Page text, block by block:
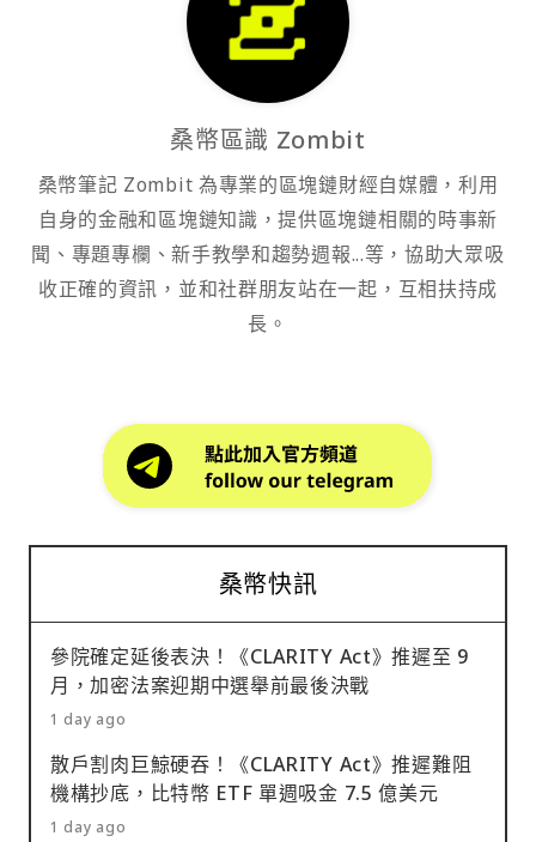
桑幣區識 Zombit
桑幣筆記 Zombit 為專業的區塊鏈財經自媒體，利用
自身的金融和區塊鏈知識，提供區塊鏈相關的時事新
聞、專題專欄、新手教學和趨勢週報...等，協助大眾吸
收正確的資訊，並和社群朋友站在一起，互相扶持成
長。
桑幣快訊
參院確定延後表決！《CLARITY Act》推遲至 9
月，加密法案迎期中選舉前最後決戰
1 day ago
散戶割肉巨鯨硬吞！《CLARITY Act》推遲難阻
機構抄底，比特幣 ETF 單週吸金 7.5 億美元
1 day ago